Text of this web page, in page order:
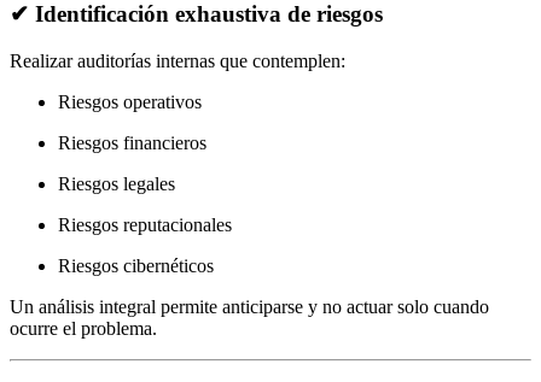
✔ Identificación exhaustiva de riesgos
Realizar auditorías internas que contemplen:
Riesgos operativos
Riesgos financieros
Riesgos legales
Riesgos reputacionales
Riesgos cibernéticos
Un análisis integral permite anticiparse y no actuar solo cuando
ocurre el problema.